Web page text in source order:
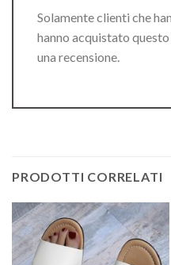
Solamente clienti che
hanno acquistato
una recensione.
PRODOTTI CORRELATI